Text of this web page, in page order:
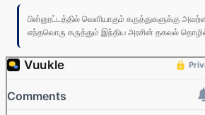
பின்னூட்டத்தில் வெளியாகும் கருத்துகளுக்கு
எந்தவொரு கருத்தும் இந்திய அரசின் தகவல்